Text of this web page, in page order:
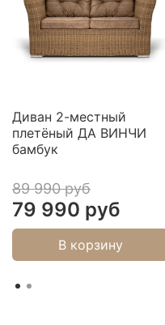
Диван 2-местный
плетёный ДА ВИНЧИ
бамбук
89 990 руб
79 990 руб
В корзину